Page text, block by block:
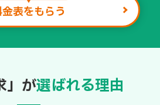
表をもらう
」が選ばれる理由